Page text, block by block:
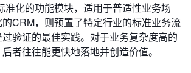
准化的功能模块，适用于普适性业务场
CRM，则预置了特定行业的标准业务流
验证的最佳实践。对于业务复杂度高的
者往往能更快地落地并创造价值。